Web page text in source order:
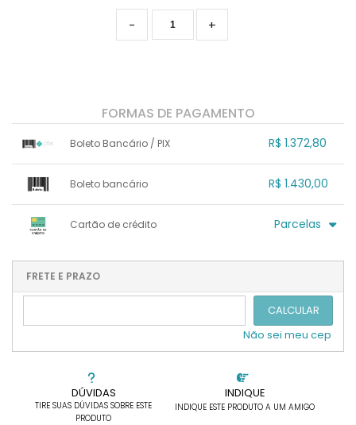
DÚVIDAS
TIRE SUAS DÚVIDAS SOBRE ESTE
PRODUTO
INDIQUE
INDIQUE ESTE PRODUTO A UM AMIGO
+
-
FORMAS DE PAGAMENTO
Boleto Bancário / PIX R$ 1.372,80
.
Boleto bancário R$ 1.430,00
.
Cartão de crédito Parcelas
2x sem juros de R$ 715,00
3x sem juros de R$ 476,67
...
FRETE E PRAZO
CALCULAR
Não sei meu cep